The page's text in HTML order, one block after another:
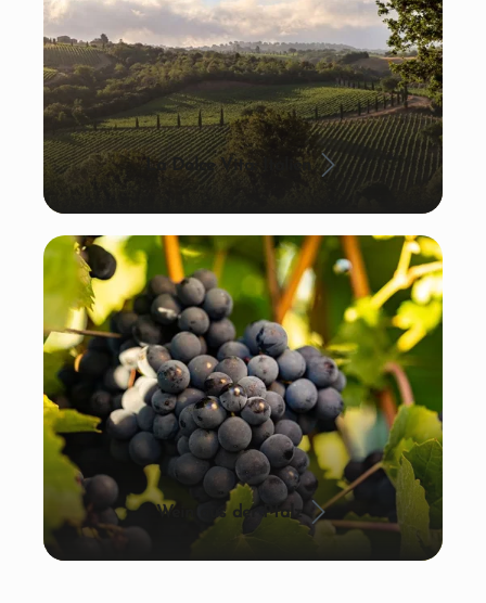
La Dolce Vita: Italien
Wein aus der Pfalz